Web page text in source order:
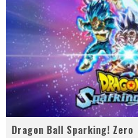
Dragon Ball Sparking! Zero